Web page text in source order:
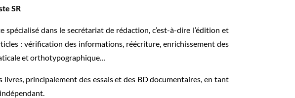
SR
dans le secrétariat de rédaction, c’est-à-dire l’édition et
: vérification des informations, réécriture, enrichissement des
et orthotypographique…
livres, principalement des essais et des BD documentaires, en tant